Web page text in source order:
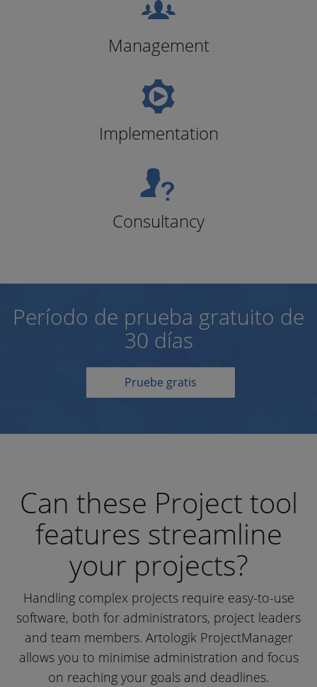
Management
Implementation
Consultancy
Período de prueba gratuito de
30 días
Pruebe gratis
Can these Project tool
features streamline
your projects?
Handling complex projects require easy-to-use
software, both for administrators, project leaders
and team members. Artologik ProjectManager
allows you to minimise administration and focus
on reaching your goals and deadlines.